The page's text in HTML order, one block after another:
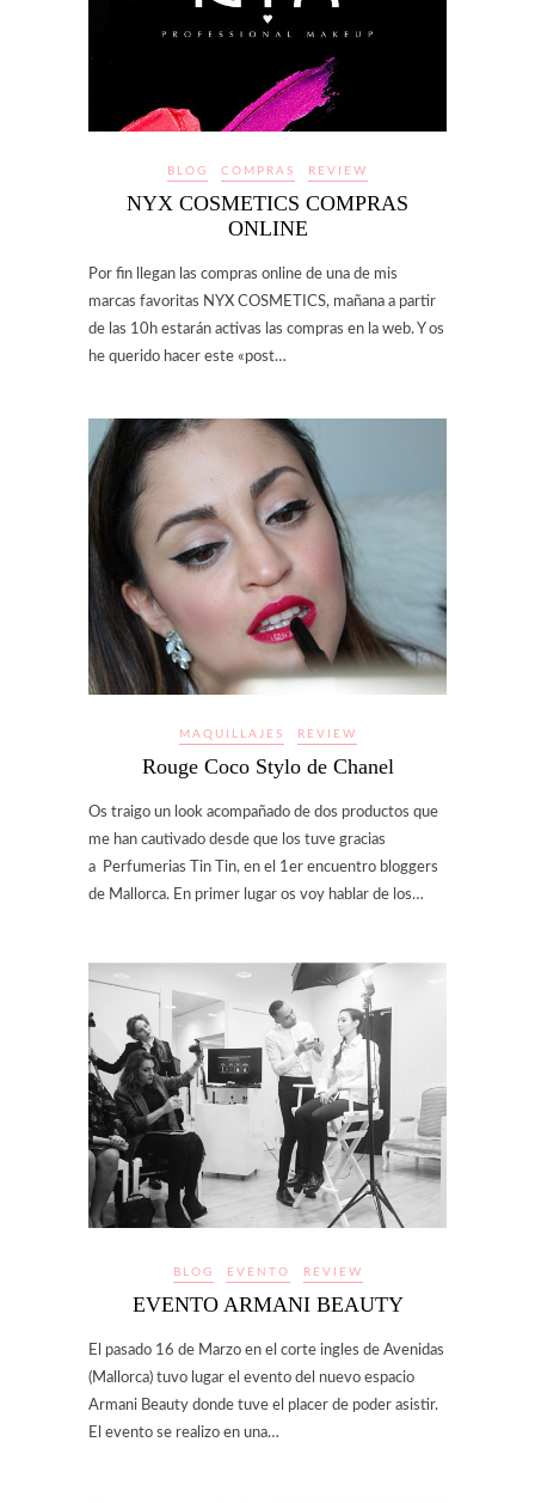
BLOG COMPRAS REVIEW
NYX COSMETICS COMPRAS
ONLINE
Por fin llegan las compras online de una de mis
marcas favoritas NYX COSMETICS, mañana a partir
de las 10h estarán activas las compras en la web. Y os
he querido hacer este «post…
MAQUILLAJES REVIEW
Rouge Coco Stylo de Chanel
Os traigo un look acompañado de dos productos que
me han cautivado desde que los tuve gracias
a Perfumerias Tin Tin, en el 1er encuentro bloggers
de Mallorca. En primer lugar os voy hablar de los…
BLOG EVENTO REVIEW
EVENTO ARMANI BEAUTY
El pasado 16 de Marzo en el corte ingles de Avenidas
(Mallorca) tuvo lugar el evento del nuevo espacio
Armani Beauty donde tuve el placer de poder asistir.
El evento se realizo en una…